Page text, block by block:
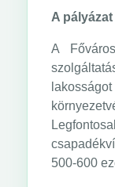
A
A
500-600